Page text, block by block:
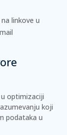
linkove u
optimizaciji
koji
podataka u